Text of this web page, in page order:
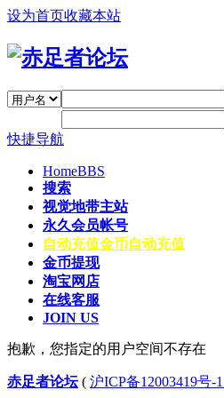
设为首页收藏本站
快捷导航
HomeBBS
搜索
视觉地带主站
永久会员帐号
自动充值金币自动充值
金币提现
淘宝网店
在线客服
JOIN US
抱歉，您指定的用户空间不存在
赤足者论坛( 沪ICP备12003419号-